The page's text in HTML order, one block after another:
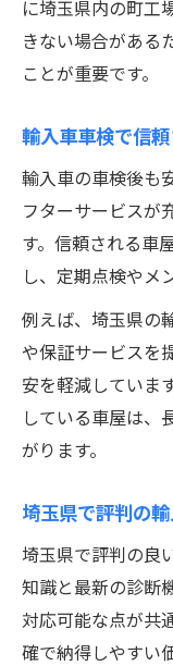
に埼玉県内の町工
きない場合がある
ことが重要です。
輸入車車検で信
輸入車の車検後も
フターサービスが
す。信頼される車
し、定期点検やメ
例えば、埼玉県の
や保証サービスを
安を軽減していま
している車屋は、
がります。
埼玉県で評判の
埼玉県で評判の良
知識と最新の診断
対応可能な点が共
確で納得しやすい